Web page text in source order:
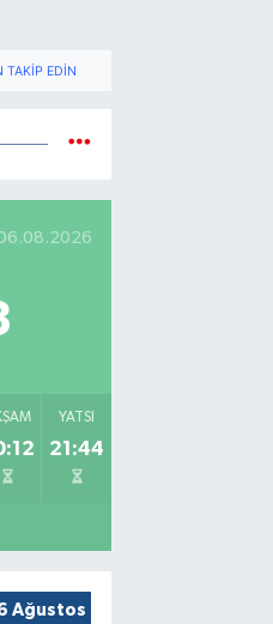
TAKIP EDIN
YATSI
21:44
Ağustos